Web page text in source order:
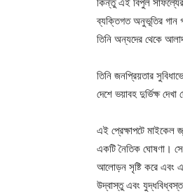
ব্যক্তিগত অনুভূতির গান
তিনি অন্যদের থেকে
তিনি জনপ্রিয়তার
দেশে ভয়াবহ দুর্ভিক্ষ
এই প্রেক্ষাপটে মাইকেল
একটি নৈতিক ঘোষণা।
আলোড়ন সৃষ্টি করে এবং
উদ্বাস্তু এবং যুদ্ধবিধ্বস্ত